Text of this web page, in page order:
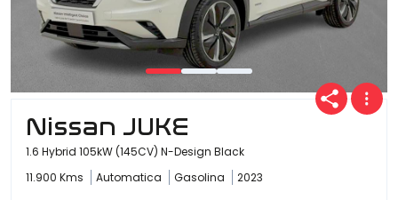
Nissan JUKE
1.6 Hybrid 105kW (145CV) N-Design Black
11.900 Kms
Automatica Gasolina 2023